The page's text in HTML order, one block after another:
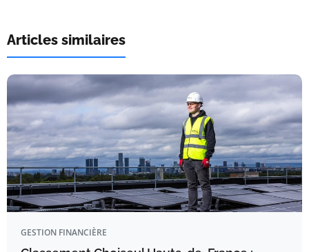
Articles similaires
GESTION FINANCIÈRE